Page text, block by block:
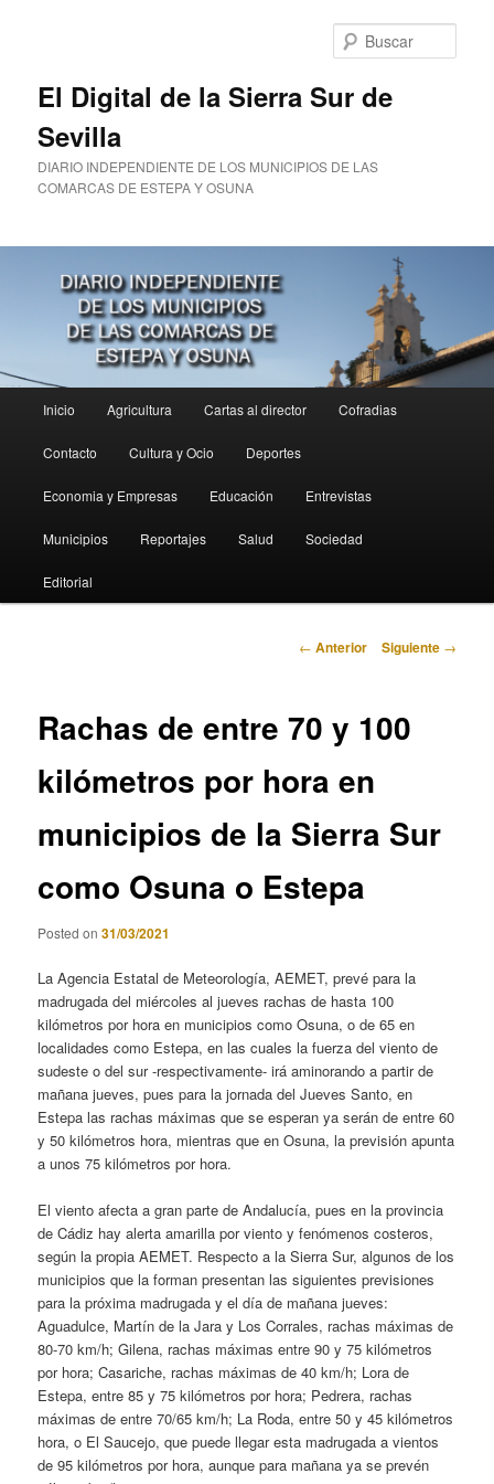
El Digital de la Sierra Sur de
Sevilla
DIARIO INDEPENDIENTE DE LOS MUNICIPIOS DE LAS
COMARCAS DE ESTEPA Y OSUNA
principal
Inicio Agricultura Cartas al director Cofradias
Contacto Cultura y Ocio Deportes
Economia y Empresas Educación Entrevistas
Municipios Reportajes Salud Sociedad
Editorial
Navegación
← Anterior Siguiente →
Rachas de entre 70 y 100
kilómetros por hora en
municipios de la Sierra Sur
como Osuna o Estepa
Posted on31/03/2021
La Agencia Estatal de Meteorología, AEMET, prevé para la
madrugada del miércoles al jueves rachas de hasta 100
kilómetros por hora en municipios como Osuna, o de 65 en
localidades como Estepa, en las cuales la fuerza del viento de
sudeste o del sur -respectivamente- irá aminorando a partir de
mañana jueves, pues para la jornada del Jueves Santo, en
Estepa las rachas máximas que se esperan ya serán de entre 60
y 50 kilómetros hora, mientras que en Osuna, la previsión apunta
a unos 75 kilómetros por hora.
El viento afecta a gran parte de Andalucía, pues en la provincia
de Cádiz hay alerta amarilla por viento y fenómenos costeros,
según la propia AEMET. Respecto a la Sierra Sur, algunos de los
municipios que la forman presentan las siguientes previsiones
para la próxima madrugada y el día de mañana jueves:
Aguadulce, Martín de la Jara y Los Corrales, rachas máximas de
80-70 km/h; Gilena, rachas máximas entre 90 y 75 kilómetros
por hora; Casariche, rachas máximas de 40 km/h; Lora de
Estepa, entre 85 y 75 kilómetros por hora; Pedrera, rachas
máximas de entre 70/65 km/h; La Roda, entre 50 y 45 kilómetros
hora, o El Saucejo, que puede llegar esta madrugada a vientos
de 95 kilómetros por hora, aunque para mañana ya se prevén